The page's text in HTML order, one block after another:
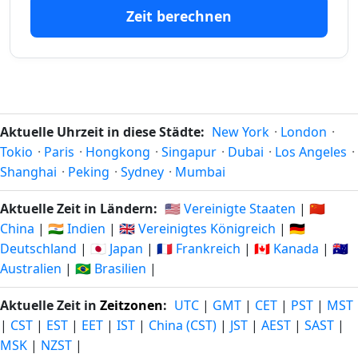
28.11.25
tage in
252
252
253
tage vor
253
tage in
254
25.11.25
254
255
tage vor
24.11.25
255
tage in
18.04.27
256
23.11.25 19.04.27
257
tage vor
22.11.25
257
20.04.27
Zeit berechnen
Aktuelle Uhrzeit in diese Städte: New York · London ·
Tokio · Paris · Hongkong · Singapur · Dubai · Los Angeles ·
Shanghai · Peking · Sydney · Mumbai
Aktuelle Zeit in Ländern: 🇺🇸 Vereinigte Staaten | 🇨🇳
China | 🇮🇳 Indien | 🇬🇧 Vereinigtes Königreich | 🇩🇪
Deutschland | 🇯🇵 Japan | 🇫🇷 Frankreich | 🇨🇦 Kanada | 🇦🇺
Australien | 🇧🇷 Brasilien |
Aktuelle Zeit in Zeitzonen: UTC | GMT | CET | PST | MST
| CST | EST | EET | IST | China (CST) | JST | AEST | SAST |
MSK | NZST |